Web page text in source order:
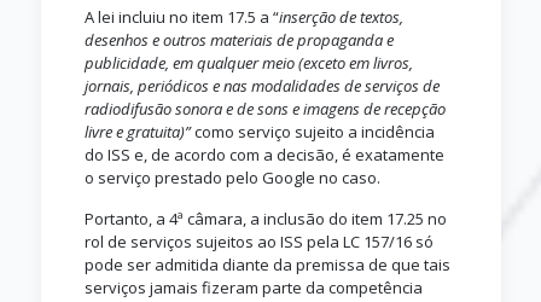
A lei incluiu no item 17.5 a “inserção de textos,
desenhos e outros materiais de propaganda e
publicidade, em qualquer meio (exceto em livros,
jornais, periódicos e nas modalidades de serviços de
radiodifusão sonora e de sons e imagens de recepção
livre e gratuita)”como serviço sujeito a incidência
do ISS e, de acordo com a decisão, é exatamente
o serviço prestado pelo Google no caso.
Portanto, a 4ª câmara, a inclusão do item 17.25 no
rol de serviços sujeitos ao ISS pela LC 157/16 só
pode ser admitida diante da premissa de que tais
serviços jamais fizeram parte da competência